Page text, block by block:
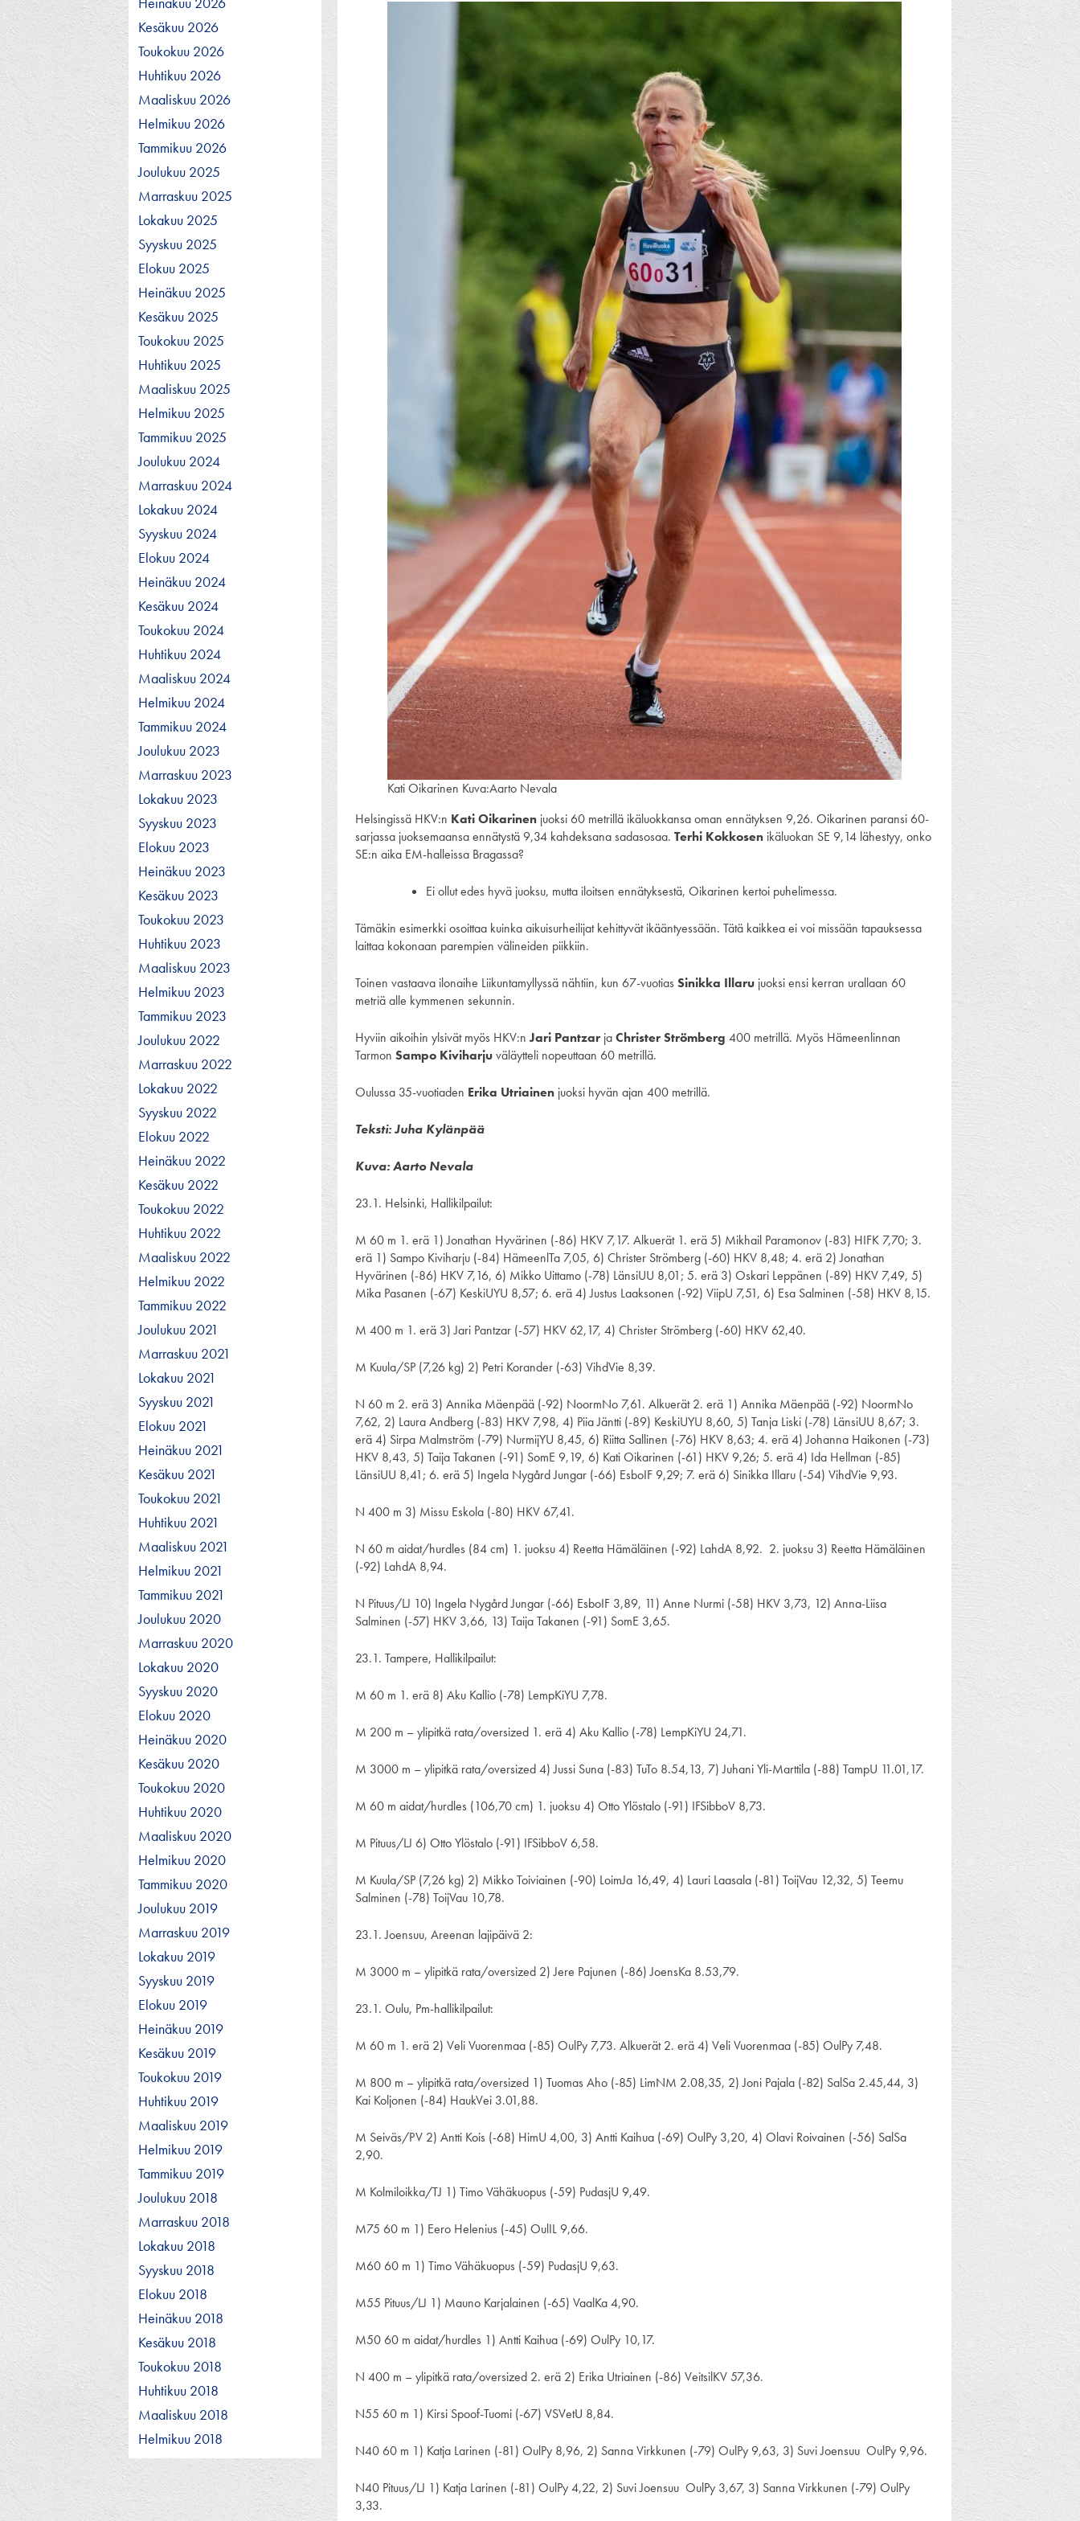
Kesäkuu 2026
Toukokuu 2026
Huhtikuu 2026
Maaliskuu 2026
Helmikuu 2026
Tammikuu 2026
Joulukuu 2025
Marraskuu 2025
Lokakuu 2025
Syyskuu 2025
Elokuu 2025
Heinäkuu 2025
Kesäkuu 2025
Toukokuu 2025
Huhtikuu 2025
Maaliskuu 2025
Helmikuu 2025
Tammikuu 2025
Joulukuu 2024
Marraskuu 2024
Lokakuu 2024
Syyskuu 2024
Elokuu 2024
Heinäkuu 2024
Kesäkuu 2024
Toukokuu 2024
Huhtikuu 2024
Maaliskuu 2024
Helmikuu 2024
Tammikuu 2024
Joulukuu 2023
Marraskuu 2023
Lokakuu 2023
Syyskuu 2023
Elokuu 2023
Heinäkuu 2023
Kesäkuu 2023
Toukokuu 2023
Huhtikuu 2023
Maaliskuu 2023
Helmikuu 2023
Tammikuu 2023
Joulukuu 2022
Marraskuu 2022
Lokakuu 2022
Syyskuu 2022
Elokuu 2022
Heinäkuu 2022
Kesäkuu 2022
Toukokuu 2022
Huhtikuu 2022
Maaliskuu 2022
Helmikuu 2022
Tammikuu 2022
Joulukuu 2021
Marraskuu 2021
Lokakuu 2021
Syyskuu 2021
Elokuu 2021
Heinäkuu 2021
Kesäkuu 2021
Toukokuu 2021
Huhtikuu 2021
Maaliskuu 2021
Helmikuu 2021
Tammikuu 2021
Joulukuu 2020
Marraskuu 2020
Lokakuu 2020
Syyskuu 2020
Elokuu 2020
Heinäkuu 2020
Kesäkuu 2020
Toukokuu 2020
Huhtikuu 2020
Maaliskuu 2020
Helmikuu 2020
Tammikuu 2020
Joulukuu 2019
Marraskuu 2019
Lokakuu 2019
Syyskuu 2019
Elokuu 2019
Heinäkuu 2019
Kesäkuu 2019
Toukokuu 2019
Huhtikuu 2019
Maaliskuu 2019
Helmikuu 2019
Tammikuu 2019
Joulukuu 2018
Marraskuu 2018
Lokakuu 2018
Syyskuu 2018
Elokuu 2018
Heinäkuu 2018
Kesäkuu 2018
Toukokuu 2018
Huhtikuu 2018
Maaliskuu 2018
Helmikuu 2018
Kati Oikarinen Kuva:Aarto Nevala
Helsingissä HKV:n Kati Oikarinen juoksi 60 metrillä ikäluokkansa oman ennätyksen 9,26. Oikarinen paransi 60-
sarjassa juoksemaansa ennätystä 9,34 kahdeksana sadasosaa. Terhi Kokkosen ikäluokan SE 9,14 lähestyy, onko
SE:n aika EM-halleissa Bragassa?
Ei ollut edes hyvä juoksu, mutta iloitsen ennätyksestä, Oikarinen kertoi puhelimessa.
Tämäkin esimerkki osoittaa kuinka aikuisurheilijat kehittyvät ikääntyessään. Tätä kaikkea ei voi missään tapauksessa
laittaa kokonaan parempien välineiden piikkiin.
Toinen vastaava ilonaihe Liikuntamyllyssä nähtiin, kun 67-vuotias Sinikka Illaru juoksi ensi kerran urallaan 60
metriä alle kymmenen sekunnin.
Hyviin aikoihin ylsivät myös HKV:nJari Pantzar jaChrister Strömberg 400 metrillä. Myös Hämeenlinnan
Tarmon Sampo Kiviharjuväläytteli nopeuttaan 60 metrillä.
Oulussa 35-vuotiaden Erika Utriainen juoksi hyvän ajan 400 metrillä.
Teksti: Juha Kylänpää
Kuva: Aarto Nevala
23.1. Helsinki, Hallikilpailut:
M 60 m 1. erä 1) Jonathan Hyvärinen (-86) HKV 7,17. Alkuerät 1. erä 5) Mikhail Paramonov (-83) HIFK 7,70; 3.
erä 1) Sampo Kiviharju (-84) HämeenlTa 7,05, 6) Christer Strömberg (-60) HKV 8,48; 4. erä 2) Jonathan
Hyvärinen (-86) HKV 7,16, 6) Mikko Uittamo (-78) LänsiUU 8,01; 5. erä 3) Oskari Leppänen (-89) HKV 7,49, 5)
Mika Pasanen (-67) KeskiUYU 8,57; 6. erä 4) Justus Laaksonen (-92) ViipU 7,51, 6) Esa Salminen (-58) HKV 8,15.
M 400 m 1. erä 3) Jari Pantzar (-57) HKV 62,17, 4) Christer Strömberg (-60) HKV 62,40.
M Kuula/SP (7,26 kg) 2) Petri Korander (-63) VihdVie 8,39.
N 60 m 2. erä 3) Annika Mäenpää (-92) NoormNo 7,61. Alkuerät 2. erä 1) Annika Mäenpää (-92) NoormNo
7,62, 2) Laura Andberg (-83) HKV 7,98, 4) Piia Jäntti (-89) KeskiUYU 8,60, 5) Tanja Liski (-78) LänsiUU 8,67; 3.
erä 4) Sirpa Malmström (-79) NurmijYU 8,45, 6) Riitta Sallinen (-76) HKV 8,63; 4. erä 4) Johanna Haikonen (-73)
HKV 8,43, 5) Taija Takanen (-91) SomE 9,19, 6) Kati Oikarinen (-61) HKV 9,26; 5. erä 4) Ida Hellman (-85)
LänsiUU 8,41; 6. erä 5) Ingela Nygård Jungar (-66) EsboIF 9,29; 7. erä 6) Sinikka Illaru (-54) VihdVie 9,93.
N 400 m 3) Missu Eskola (-80) HKV 67,41.
N 60 m aidat/hurdles (84 cm) 1. juoksu 4) Reetta Hämäläinen (-92) LahdA 8,92. 2. juoksu 3) Reetta Hämäläinen
(-92) LahdA 8,94.
N Pituus/LJ 10) Ingela Nygård Jungar (-66) EsboIF 3,89, 11) Anne Nurmi (-58) HKV 3,73, 12) Anna-Liisa
Salminen (-57) HKV 3,66, 13) Taija Takanen (-91) SomE 3,65.
23.1. Tampere, Hallikilpailut:
M 60 m 1. erä 8) Aku Kallio (-78) LempKiYU 7,78.
M 200 m – ylipitkä rata/oversized 1. erä 4) Aku Kallio (-78) LempKiYU 24,71.
M 3000 m – ylipitkä rata/oversized 4) Jussi Suna (-83) TuTo 8.54,13, 7) Juhani Yli-Marttila (-88) TampU 11.01,17.
M 60 m aidat/hurdles (106,70 cm) 1. juoksu 4) Otto Ylöstalo (-91) IFSibboV 8,73.
M Pituus/LJ 6) Otto Ylöstalo (-91) IFSibboV 6,58.
M Kuula/SP (7,26 kg) 2) Mikko Toiviainen (-90) LoimJa 16,49, 4) Lauri Laasala (-81) ToijVau 12,32, 5) Teemu
Salminen (-78) ToijVau 10,78.
23.1. Joensuu, Areenan lajipäivä 2:
M 3000 m – ylipitkä rata/oversized 2) Jere Pajunen (-86) JoensKa 8.53,79.
23.1. Oulu, Pm-hallikilpailut:
M 60 m 1. erä 2) Veli Vuorenmaa (-85) OulPy 7,73. Alkuerät 2. erä 4) Veli Vuorenmaa (-85) OulPy 7,48.
M 800 m – ylipitkä rata/oversized 1) Tuomas Aho (-85) LimNM 2.08,35, 2) Joni Pajala (-82) SalSa 2.45,44, 3)
Kai Koljonen (-84) HaukVei 3.01,88.
M Seiväs/PV 2) Antti Kois (-68) HimU 4,00, 3) Antti Kaihua (-69) OulPy 3,20, 4) Olavi Roivainen (-56) SalSa
2,90.
M Kolmiloikka/TJ 1) Timo Vähäkuopus (-59) PudasjU 9,49.
M75 60 m 1) Eero Helenius (-45) OulIL 9,66.
M60 60 m 1) Timo Vähäkuopus (-59) PudasjU 9,63.
M55 Pituus/LJ 1) Mauno Karjalainen (-65) VaalKa 4,90.
M50 60 m aidat/hurdles 1) Antti Kaihua (-69) OulPy 10,17.
N 400 m – ylipitkä rata/oversized 2. erä 2) Erika Utriainen (-86) VeitsilKV 57,36.
N55 60 m 1) Kirsi Spoof-Tuomi (-67) VSVetU 8,84.
N40 60 m 1) Katja Larinen (-81) OulPy 8,96, 2) Sanna Virkkunen (-79) OulPy 9,63, 3) Suvi Joensuu OulPy 9,96.
N40 Pituus/LJ 1) Katja Larinen (-81) OulPy 4,22, 2) Suvi Joensuu OulPy 3,67, 3) Sanna Virkkunen (-79) OulPy
3,33.